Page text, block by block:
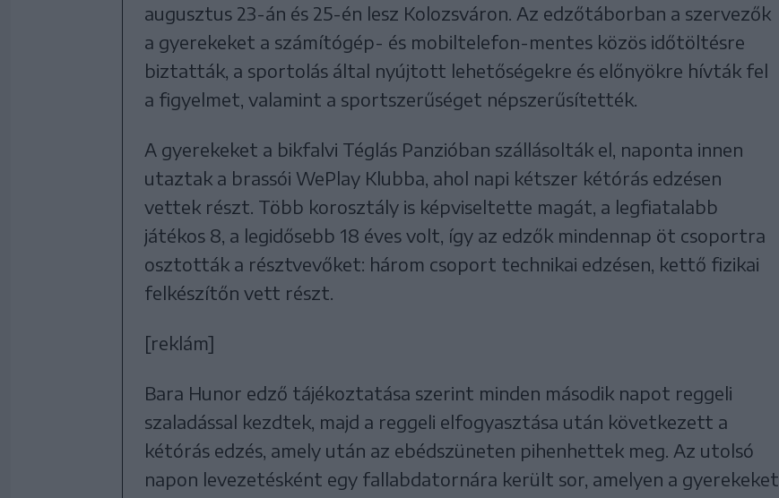
augusztus 23-án és 25-én lesz Kolozsváron. Az edzőtáborban a szervezők
a gyerekeket a számítógép- és mobiltelefon-mentes közös időtöltésre
biztatták, a sportolás által nyújtott lehetőségekre és előnyökre hívták fel
a figyelmet, valamint a sportszerűséget népszerűsítették.
A gyerekeket a bikfalvi Téglás Panzióban szállásolták el, naponta innen
utaztak a brassói WePlay Klubba, ahol napi kétszer kétórás edzésen
vettek részt. Több korosztály is képviseltette magát, a legfiatalabb
játékos 8, a legidősebb 18 éves volt, így az edzők mindennap öt csoportra
osztották a résztvevőket: három csoport technikai edzésen, kettő fizikai
felkészítőn vett részt.
[reklám]
Bara Hunor edző tájékoztatása szerint minden második napot reggeli
szaladással kezdtek, majd a reggeli elfogyasztása után következett a
kétórás edzés, amely után az ebédszüneten pihenhettek meg. Az utolsó
napon levezetésként egy fallabdatornára került sor, amelyen a gyerekeket